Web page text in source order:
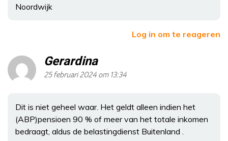
Noordwijk
Log in om te reageren
Gerardina
25 februari 2024 om 13:34
Dit is niet geheel waar. Het geldt alleen indien het
(ABP)pensioen 90 % of meer van het totale inkomen
bedraagt, aldus de belastingdienst Buitenland .